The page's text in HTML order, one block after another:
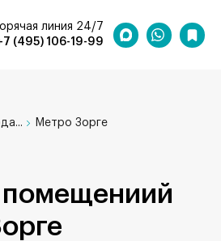
(495) 106-19-99
Горячая линия 24/7
Метро Зорге